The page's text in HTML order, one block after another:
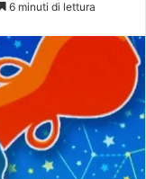
6 minuti di lettura